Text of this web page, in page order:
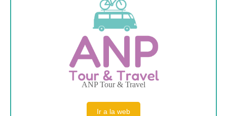
ANP Tour & Travel
Ir a la web